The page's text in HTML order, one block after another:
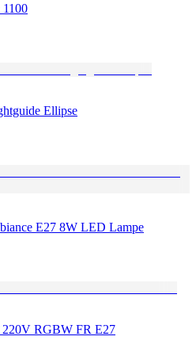
Ellipse
E27 8W LED Lampe
220V RGBW FR E27